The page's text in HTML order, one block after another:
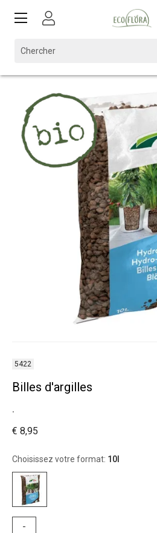
5422
Billes d'argilles
.
€ 8,95
Choisissez votre format: 10l
-